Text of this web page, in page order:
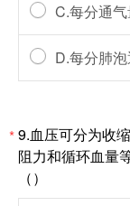
C.每分通
D.每分肺
*9.血压可分为收
阻力和循环血量
（）